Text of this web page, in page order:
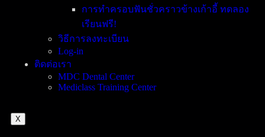
การทำครอบฟันชั่วคราวข้างเก้าอี้ ทดลอง
เรียนฟรี!
วิธีการลงทะเบียน
Log-in
ติดต่อเรา
MDC Dental Center
Mediclass Training Center
X